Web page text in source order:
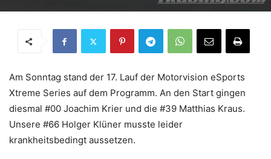
Am Sonntag stand der 17. Lauf der Motorvision eSports
Xtreme Series auf dem Programm. An den Start gingen
diesmal #00 Joachim Krier und die #39 Matthias Kraus.
Unsere #66 Holger Klüner musste leider
krankheitsbedingt aussetzen.